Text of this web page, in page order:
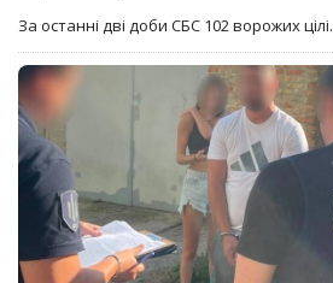
За останні дві доби СБС 102 ворожих цілі.